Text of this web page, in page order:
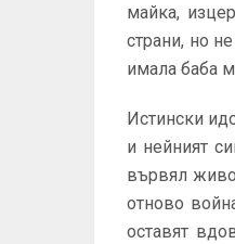
майка,
страни, но
имала баба
Истински
и нейният
вървял
отново
оставят